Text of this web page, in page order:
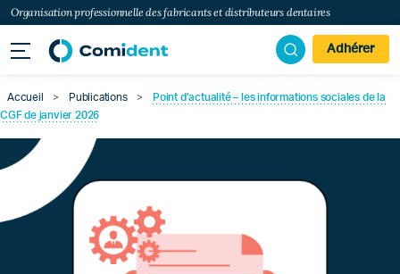
Organisation professionnelle des fabricants et distributeurs dentaires
Adhérer
Accueil > Publications >
Point d’actualité – les informations sociales de la
CGF de janvier 2026